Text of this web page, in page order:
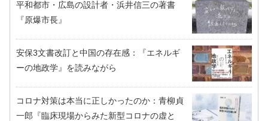
平和都市・広島の設計者・浜井信三の著書
『原爆市長』
安保3文書改訂と中国の存在感：『エネルギ
ーの地政学』を読みながら
コロナ対策は本当に正しかったのか：青柳貞
一郎『臨床現場からみた新型コロナの虚と